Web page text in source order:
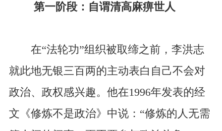
第一阶段：自谓清高麻痹世人
在“法轮功”组织被取缔之前，李洪志
就此地无银三百两的主动表白自己不会对
政治、政权感兴趣。他在1996年发表的经
文《修炼不是政治》中说：“修炼的人无需